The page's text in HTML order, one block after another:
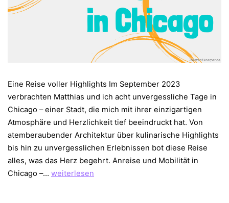
Eine Reise voller Highlights Im September 2023
verbrachten Matthias und ich acht unvergessliche Tage in
Chicago – einer Stadt, die mich mit ihrer einzigartigen
Atmosphäre und Herzlichkeit tief beeindruckt hat. Von
atemberaubender Architektur über kulinarische Highlights
bis hin zu unvergesslichen Erlebnissen bot diese Reise
alles, was das Herz begehrt. Anreise und Mobilität in
Chicago –… Unvergessliche
weiterlesen